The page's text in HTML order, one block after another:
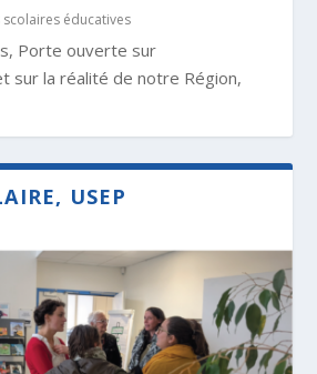
scolaires éducatives
Porte ouverte sur
sur la réalité de notre Région,
USEP